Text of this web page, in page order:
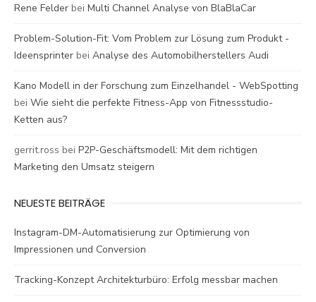
Rene Felder bei Multi Channel Analyse von BlaBlaCar
Problem-Solution-Fit: Vom Problem zur Lösung zum Produkt -
Ideensprinter bei Analyse des Automobilherstellers Audi
Kano Modell in der Forschung zum Einzelhandel - WebSpotting
bei Wie sieht die perfekte Fitness-App von Fitnessstudio-
Ketten aus?
gerrit.ross bei P2P-Geschäftsmodell: Mit dem richtigen
Marketing den Umsatz steigern
NEUESTE BEITRÄGE
Instagram-DM-Automatisierung zur Optimierung von
Impressionen und Conversion
Tracking-Konzept Architekturbüro: Erfolg messbar machen